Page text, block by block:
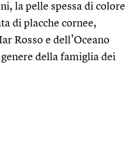
la pelle spessa di colore
di placche cornee,
Rosso e dell’Oceano
della famiglia dei